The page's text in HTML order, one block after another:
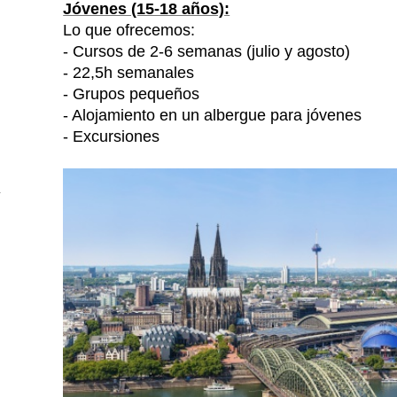
Jóvenes (15-18 años):
Lo que ofrecemos:
- Cursos de 2-6 semanas (julio y agosto)
- 22,5h semanales
- Grupos pequeños
- Alojamiento en un albergue para jóvenes
- Excursiones